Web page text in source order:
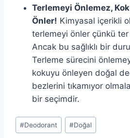
Terlemeyi Önlemez,
Önler! Kimyasal içerikli
terlemeyi önler çünkü ter
Ancak bu sağlıklı bir
Terleme sürecini
kokuyu önleyen doğal
bezlerini tıkamıyor
bir seçimdir.
Gönderi
Etiketleri:
#Deodorant #Doğal